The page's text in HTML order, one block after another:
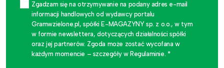
Zgadzam się na otrzymywanie na podany adres e-mail
informacji handlowych od wydawcy portalu
Gramwzielone.pl, spółki E-MAGAZYNY sp. z o.o., w tym
w formie newslettera, dotyczących działalności spółki
oraz jej partnerów. Zgoda może zostać wycofana w
każdym momencie – szczegóły w Regulaminie. *